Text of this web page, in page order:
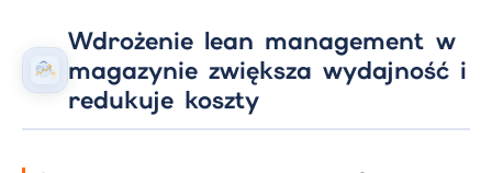
Wdrożenie lean management w
magazynie zwiększa wydajność i
redukuje koszty